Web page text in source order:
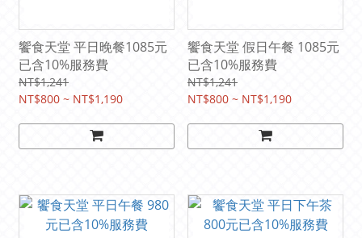
饗食天堂 平日晚餐1085元
已含10%服務費
NT$1,241
NT$800 ~ NT$1,190
饗食天堂 假日午餐 1085元
已含10%服務費
NT$1,241
NT$800 ~ NT$1,190